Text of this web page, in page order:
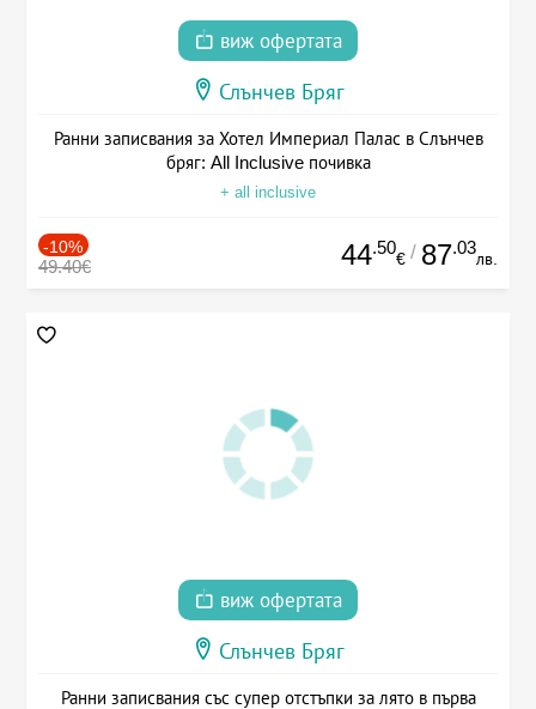
виж офертата
Слънчев Бряг
Ранни записвания за Хотел Империал Палас в Слънчев
бряг: All Inclusive почивка
+ all inclusive
-10%
49.40€ 44.50
€ / 87.03
лв.
виж офертата
Слънчев Бряг
Ранни записвания със супер отстъпки за лято в първа